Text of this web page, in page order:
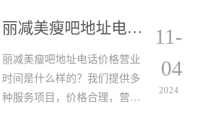
丽减美瘦吧地址电话价格营业时间是什么样的？
丽减美瘦吧地址电话价格营业
时间是什么样的？我们提供多
种服务项目，价格合理，营业
11-
04
2024